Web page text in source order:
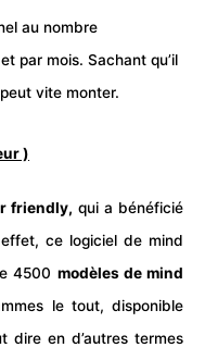
au nombre
par mois. Sachant qu’il
vite monter.
)
friendly, qui a bénéficié
ce logiciel de mind
4500 modèles de mind
le tout, disponible
dire en d’autres termes